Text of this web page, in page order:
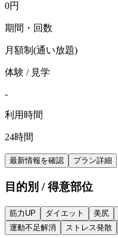
0円
期間・回数
月額制(通い放題)
体験 / 見学
-
利用時間
24時間
最新情報を確認 プラン詳細
目的別 / 得意部位
筋力UP ダイエット 美尻
運動不足解消
ストレス発散